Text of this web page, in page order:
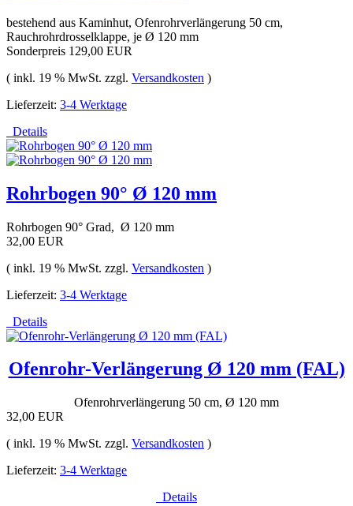
bestehend aus Kaminhut, Ofenrohrverlängerung 50 cm,
Rauchrohrdrosselklappe, je Ø 120 mm
Sonderpreis 129,00 EUR
( inkl. 19 % MwSt. zzgl. Versandkosten )
Lieferzeit: 3-4 Werktage
Details
Rohrbogen 90° Ø 120 mm
Rohrbogen 90° Grad, Ø 120 mm
32,00 EUR
( inkl. 19 % MwSt. zzgl. Versandkosten )
Lieferzeit: 3-4 Werktage
Details
Ofenrohr-Verlängerung Ø 120 mm (FAL)
Ofenrohrverlängerung 50 cm, Ø 120 mm
32,00 EUR
( inkl. 19 % MwSt. zzgl. Versandkosten )
Lieferzeit: 3-4 Werktage
Details